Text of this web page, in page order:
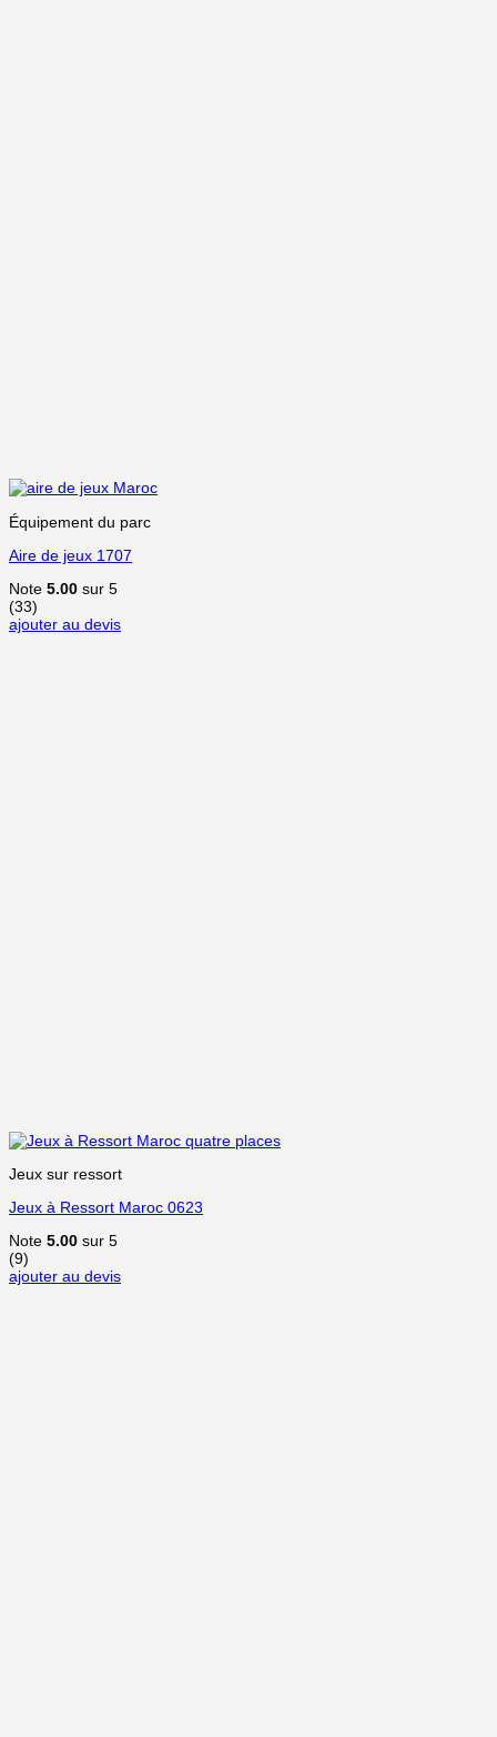
Équipement du parc
Aire de jeux 1707
Note 5.00 sur 5
(33)
ajouter au devis
Jeux sur ressort
Jeux à Ressort Maroc 0623
Note 5.00 sur 5
(9)
ajouter au devis